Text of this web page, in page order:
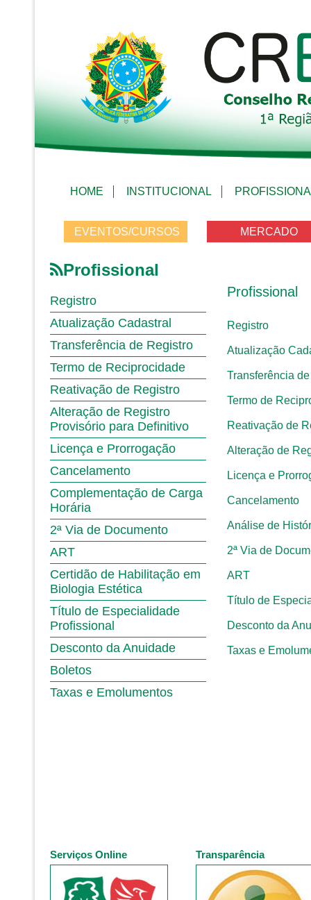
HOME INSTITUCIONAL
EVENTOS/CURSOS MERCADO
Profissional
Registro
Atualização Cadastral
Transferência de Registro
Termo de Reciprocidade
Reativação de Registro
Alteração de Registro
Provisório para Definitivo
Licença e Prorrogação
Cancelamento
Complementação de Carga
Horária
2ª Via de Documento
ART
Certidão de Habilitação em
Biologia Estética
Título de Especialidade
Profissional
Desconto da Anuidade
Boletos
Taxas e Emolumentos
Profissional
Registro
Atualização
Transferência
Termo de
Reativação de
Alteração de
Licença e
Cancelamento
Análise de
2ª Via de
ART
Título de
Desconto da
Taxas e
Serviços Online Transparência